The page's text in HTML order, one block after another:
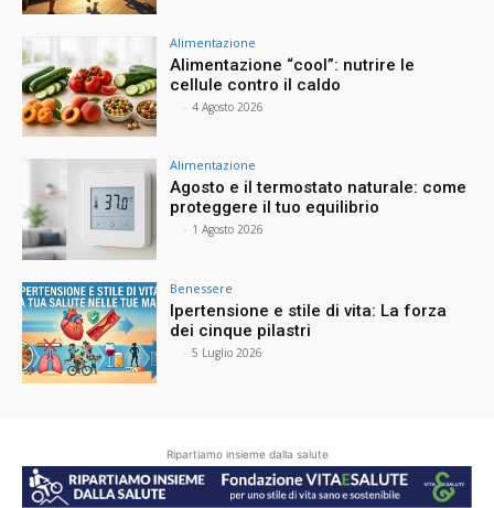
Alimentazione
Alimentazione “cool”: nutrire le
cellule contro il caldo
- 4 Agosto 2026
Alimentazione
Agosto e il termostato naturale: come
proteggere il tuo equilibrio
- 1 Agosto 2026
Benessere
Ipertensione e stile di vita: La forza
dei cinque pilastri
- 5 Luglio 2026
Ripartiamo insieme dalla salute